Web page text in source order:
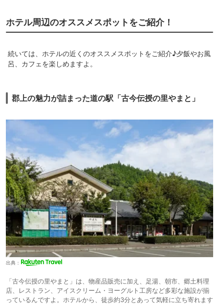
ホテル周辺のオススメスポットをご紹介！
続いては、ホテルの近くのオススメスポットをご紹介♪夕飯やお風
呂、カフェを楽しめますよ。
郡上の魅力が詰まった道の駅「古今伝授の里やまと」
出典：
「古今伝授の里やまと」は、物産品販売に加え、足湯、朝市、郷土料理
店、レストラン、アイスクリーム・ヨーグルト工房など多彩な施設が揃
っているんですよ。ホテルから、徒歩約3分とあって気軽に立ち寄れます